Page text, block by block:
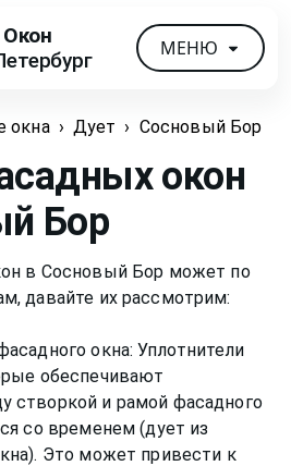
МЕНЮ
окна › Дует › Сосновый Бор
окон
Бор
в Сосновый Бор может по
давайте их рассмотрим:
окна: Уплотнители
обеспечивают
створкой и рамой фасадного
со временем (дует из
Это может привести к